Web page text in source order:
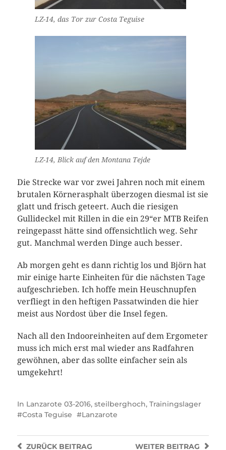
LZ-14, das Tor zur Costa Teguise
LZ-14, Blick auf den Montana Tejde
Die Strecke war vor zwei Jahren noch mit einem
brutalen Körnerasphalt überzogen diesmal ist sie
glatt und frisch geteert. Auch die riesigen
Gullideckel mit Rillen in die ein 29“er MTB Reifen
reingepasst hätte sind offensichtlich weg. Sehr
gut. Manchmal werden Dinge auch besser.
Ab morgen geht es dann richtig los und Björn hat
mir einige harte Einheiten für die nächsten Tage
aufgeschrieben. Ich hoffe mein Heuschnupfen
verfliegt in den heftigen Passatwinden die hier
meist aus Nordost über die Insel fegen.
Nach all den Indooreinheiten auf dem Ergometer
muss ich mich erst mal wieder ans Radfahren
gewöhnen, aber das sollte einfacher sein als
umgekehrt!
In Lanzarote 03-2016, steilberghoch, Trainingslager
Costa Teguise
Lanzarote
WEITER BEITRAG
ZURÜCKBEITRAG